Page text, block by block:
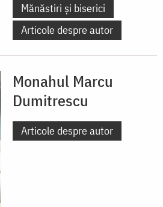
Mănăstiri și biserici
Articole despre autor
Monahul Marcu
Dumitrescu
Articole despre autor